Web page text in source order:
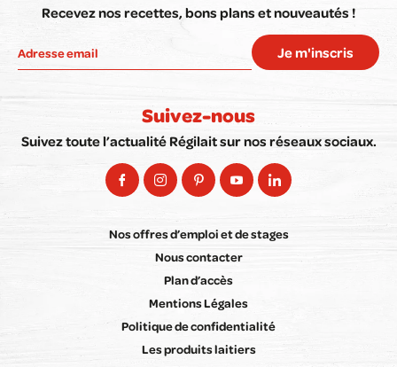
Recevez nos recettes, bons plans et nouveautés !
Je m'inscris
Suivez-nous
Suivez toute l’actualité Régilait sur nos réseaux sociaux.
Nos offres d’emploi et de stages
Nous contacter
Plan d’accès
Mentions Légales
Politique de confidentialité
Les produits laitiers